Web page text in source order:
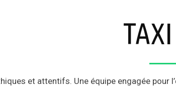
et attentifs. Une équipe engagée pour